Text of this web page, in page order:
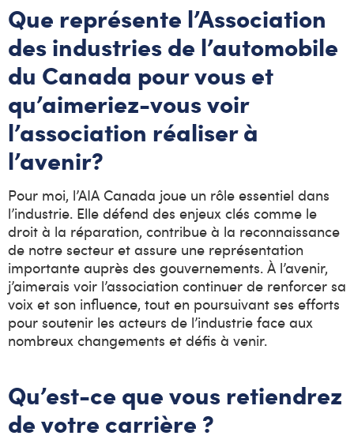
Que représente l’Association
des industries de l’automobile
du Canada pour vous et
qu’aimeriez-vous voir
l’association réaliser à
l’avenir?
Pour moi, l’AIA Canada joue un rôle essentiel dans
l’industrie. Elle défend des enjeux clés comme le
droit à la réparation, contribue à la reconnaissance
de notre secteur et assure une représentation
importante auprès des gouvernements. À l’avenir,
j’aimerais voir l’association continuer de renforcer sa
voix et son influence, tout en poursuivant ses efforts
pour soutenir les acteurs de l’industrie face aux
nombreux changements et défis à venir.
Qu’est-ce que vous retiendrez
de votre carrière ?